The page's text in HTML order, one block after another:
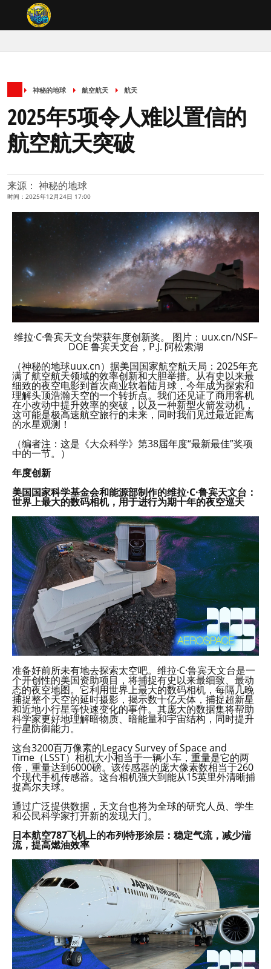
神秘的地球 航空航天 航天
2025年5项令人难以置信的
航空航天突破
来源： 神秘的地球
时间：2025年12月24日 17:00
维拉·C·鲁宾天文台荣获年度创新奖。 图片：uux.cn/NSF–
DOE 鲁宾天文台，P.J. 阿松索湖
（神秘的地球uux.cn）据美国国家航空航天局：2025年充
满了航空航天领域的效率创新和大胆举措。从有史以来最
细致的夜空电影到首次商业软着陆月球，今年成为探索和
理解头顶浩瀚天空的一个转折点。我们还见证了商用客机
在小改动中提升效率的突破，以及一种新型火箭发动机，
这可能是极高速航空旅行的未来，同时我们见过最近距离
的水星观测！
（编者注：这是《大众科学》第38届年度“最新最佳”奖项
中的一节。）
年度创新
美国国家科学基金会和能源部制作的维拉·C·鲁宾天文台：
世界上最大的数码相机，用于进行为期十年的夜空巡天
准备好前所未有地去探索太空吧。维拉·C·鲁宾天文台是一
个开创性的美国资助项目，将捕捉有史以来最细致、最动
态的夜空地图。它利用世界上最大的数码相机，每隔几晚
捕捉整个天空的延时摄影，揭示数十亿天体，捕捉超新星
和近地小行星等快速变化的事件。其庞大的数据集将帮助
科学家更好地理解暗物质、暗能量和宇宙结构，同时提升
行星防御能力。
这台3200百万像素的Legacy Survey of Space and
Time（LSST）相机大小相当于一辆小车，重量是它的两
倍，重量达到6000磅。该传感器的庞大像素数相当于260
个现代手机传感器。这台相机强大到能从15英里外清晰捕
捉高尔夫球。
通过广泛提供数据，天文台也将为全球的研究人员、学生
和公民科学家打开新的发现大门。
日本航空787飞机上的布列特形涂层：稳定气流，减少湍
流，提高燃油效率